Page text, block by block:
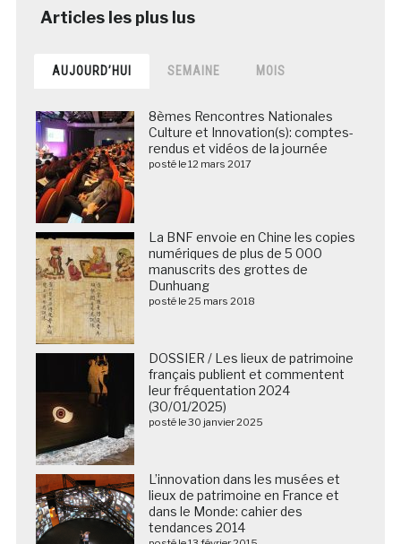
AUJOURD’HUI SEMAINE MOIS
8èmes Rencontres Nationales
Culture et Innovation(s): comptes-
rendus et vidéos de la journée
posté le 12 mars 2017
La BNF envoie en Chine les copies
numériques de plus de 5 000
manuscrits des grottes de
Dunhuang
posté le 25 mars 2018
DOSSIER / Les lieux de patrimoine
français publient et commentent
leur fréquentation 2024
(30/01/2025)
posté le 30 janvier 2025
L’innovation dans les musées et
lieux de patrimoine en France et
dans le Monde: cahier des
tendances 2014